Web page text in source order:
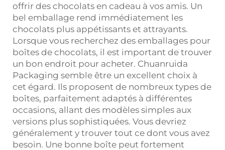
offrir des chocolats en cadeau à vos amis. Un
bel emballage rend immédiatement les
chocolats plus appétissants et attrayants.
Lorsque vous recherchez des emballages pour
boîtes de chocolats, il est important de trouver
un bon endroit pour acheter. Chuanruida
Packaging semble être un excellent choix à
cet égard. Ils proposent de nombreux types de
boîtes, parfaitement adaptés à différentes
occasions, allant des modèles simples aux
versions plus sophistiquées. Vous devriez
généralement y trouver tout ce dont vous avez
besoin. Une bonne boîte peut fortement